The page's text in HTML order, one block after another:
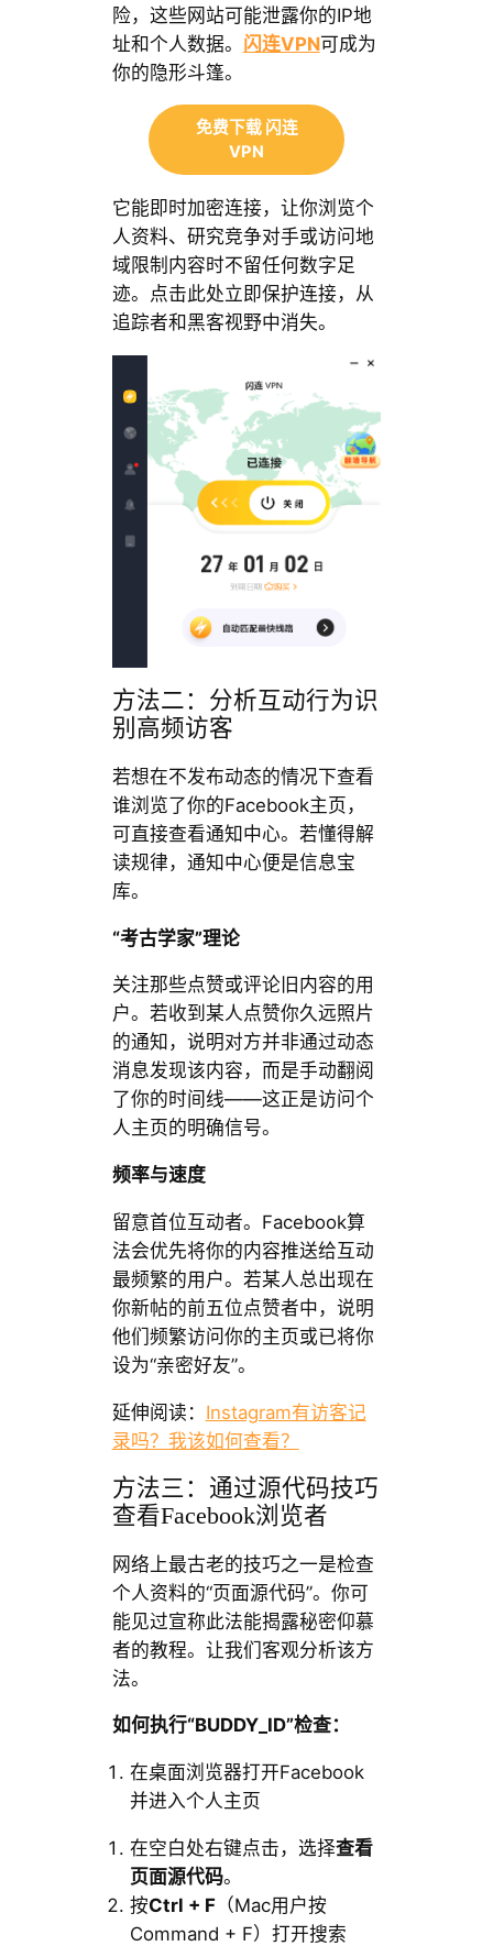
险，这些网站可能泄露你的IP地
址和个人数据。 闪连VPN可成为
你的隐形斗篷。
免费下载 闪连
VPN
它能即时加密连接，让你浏览个
人资料、研究竞争对手或访问地
域限制内容时不留任何数字足
迹。点击此处立即保护连接，从
追踪者和黑客视野中消失。
方法二：分析互动行为识
别高频访客
若想在不发布动态的情况下查看
谁浏览了你的Facebook主页，
可直接查看通知中心。若懂得解
读规律，通知中心便是信息宝
库。
“考古学家”理论
关注那些点赞或评论旧内容的用
户。若收到某人点赞你久远照片
的通知，说明对方并非通过动态
消息发现该内容，而是手动翻阅
了你的时间线——这正是访问个
人主页的明确信号。
频率与速度
留意首位互动者。Facebook算
法会优先将你的内容推送给互动
最频繁的用户。若某人总出现在
你新帖的前五位点赞者中，说明
他们频繁访问你的主页或已将你
设为“亲密好友”。
延伸阅读： Instagram有访客记
录吗？我该如何查看？
方法三：通过源代码技巧
查看Facebook浏览者
网络上最古老的技巧之一是检查
个人资料的“页面源代码”。你可
能见过宣称此法能揭露秘密仰慕
者的教程。让我们客观分析该方
法。
如何执行“BUDDY_ID”检查：
在桌面浏览器打开Facebook
并进入个人主页
在空白处右键点击，选择查看
页面源代码。
按Ctrl + F（Mac用户按
Command + F）打开搜索